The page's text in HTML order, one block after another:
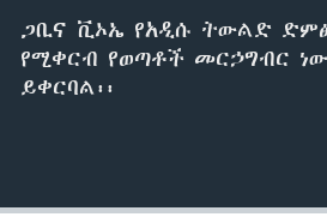
ጋቢና ቪኦኤ የአዲሱ ትውልድ
የሚቀርብ የወጣቶች መርኃግብር
ይቀርባል፡፡